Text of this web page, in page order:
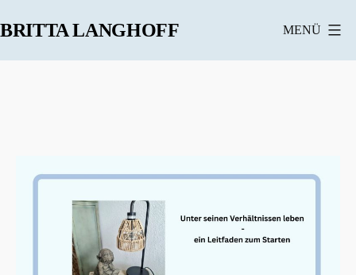
Inhalt
BRITTA LANGHOFF MENÜ